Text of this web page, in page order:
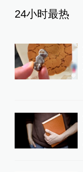
24小时最热